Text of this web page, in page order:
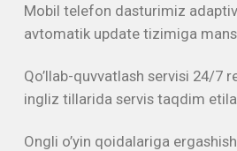
Mobil telefon dasturimiz
avtomatik update tizimiga
Qo’llab-quvvatlash servisi 24/7
ingliz tillarida servis taqdim
Ongli o’yin qoidalariga